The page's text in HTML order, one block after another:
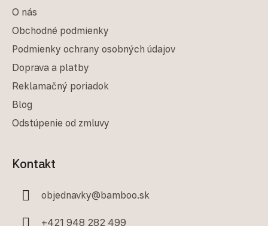
O nás
Obchodné podmienky
Podmienky ochrany osobných údajov
Doprava a platby
Reklamačný poriadok
Blog
Odstúpenie od zmluvy
Kontakt
objednavky@bamboo.sk
+421 948 282 499